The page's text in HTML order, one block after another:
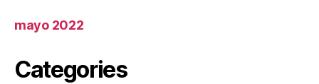
mayo 2022
Categories